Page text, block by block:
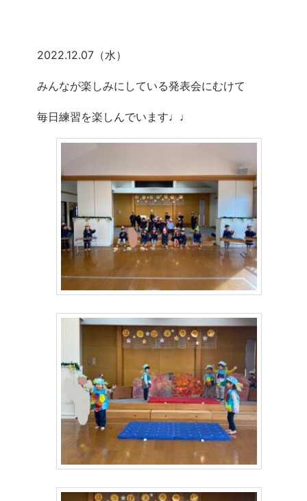
2022.12.07（水）
みんなが楽しみにしている発表会にむけて
毎日練習を楽しんでいます♩♩